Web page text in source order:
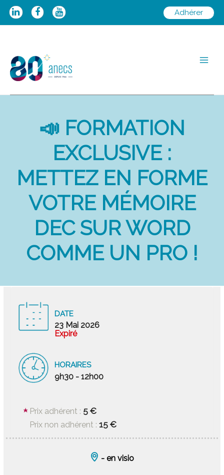
Aller
Adhérer
📣 FORMATION
EXCLUSIVE :
METTEZ EN FORME
VOTRE MÉMOIRE
DEC SUR WORD
COMME UN PRO !
DATE
23 Mai 2026
Expiré
HORAIRES
9h30 - 12h00
Prix adhérent : 5 €
Prix non adhérent :15 €
- en visio